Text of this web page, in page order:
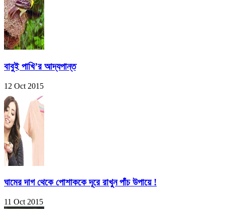
বাবুই পাখি’র আদ্যপান্ত
12 Oct 2015
ঘামের দাগ থেকে পোশাককে দূরে রাখুন পাঁচ উপায়ে !
11 Oct 2015